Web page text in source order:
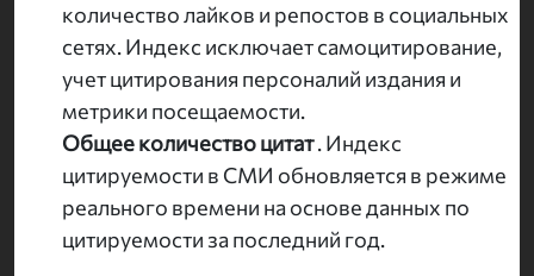
количество лайков и репостов в социальных
сетях. Индекс исключает самоцитирование,
учет цитирования персоналий издания и
метрики посещаемости.
Общее количество цитат. Индекс
цитируемости в СМИ обновляется в режиме
реального времени на основе данных по
цитируемости за последний год.